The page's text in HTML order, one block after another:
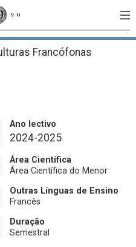
Francófonas
Ano lectivo
2024-2025
Área Científica
Área Científica do Menor
Outras Línguas de Ensino
Francês
Duração
Semestral